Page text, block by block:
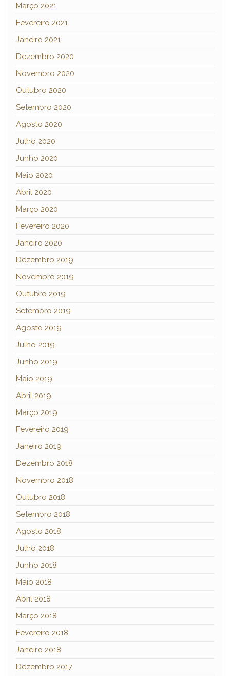
Março 2021
Fevereiro 2021
Janeiro 2021
Dezembro 2020
Novembro 2020
Outubro 2020
Setembro 2020
Agosto 2020
Julho 2020
Junho 2020
Maio 2020
Abril 2020
Março 2020
Fevereiro 2020
Janeiro 2020
Dezembro 2019
Novembro 2019
Outubro 2019
Setembro 2019
Agosto 2019
Julho 2019
Junho 2019
Maio 2019
Abril 2019
Março 2019
Fevereiro 2019
Janeiro 2019
Dezembro 2018
Novembro 2018
Outubro 2018
Setembro 2018
Agosto 2018
Julho 2018
Junho 2018
Maio 2018
Abril 2018
Março 2018
Fevereiro 2018
Janeiro 2018
Dezembro 2017